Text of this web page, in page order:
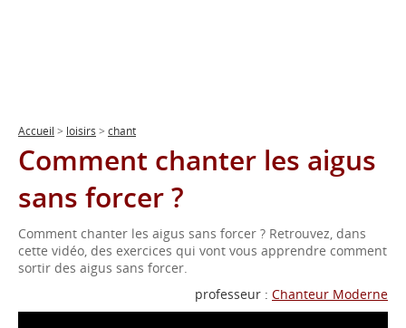
Accueil > loisirs > chant
Comment chanter les aigus
sans forcer ?
Comment chanter les aigus sans forcer ? Retrouvez, dans
cette vidéo, des exercices qui vont vous apprendre comment
sortir des aigus sans forcer.
professeur : Chanteur Moderne